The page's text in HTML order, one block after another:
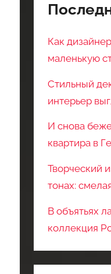
Как
маленькую
Стильный
интерьер
И снова
квартира в
Творческий
тонах:
В объятьях
коллекция